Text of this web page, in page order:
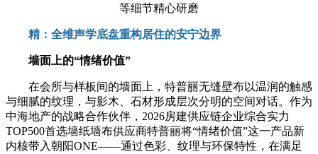
等细节精心研磨
精：全维声学底盘重构居住的安宁边界
墙面上的“情绪价值”
在会所与样板间的墙面上，特普丽无缝壁布以温润的触感
与细腻的纹理，与影木、石材形成层次分明的空间对话。作为
中海地产的战略合作伙伴，2026房建供应链企业综合实力
TOP500首选墙纸墙布供应商特普丽将“情绪价值”这一产品新
内核带入朝阳ONE——通过色彩、纹理与环保特性，在满足